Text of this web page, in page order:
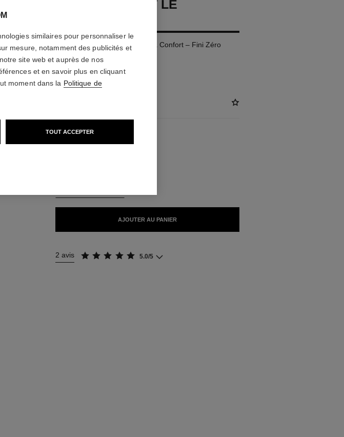
ULTRA LE TEINT LE
Correcteur Haute Tenue – Ultra Confort – Fini Zéro
En savoir plus
Réf. 178044
AJOUTER AU PANIER
2 avis 5.0/5
similaires pour personnaliser le
mesure, notamment des publicités et
site web et auprès de nos
et en savoir plus en cliquant
moment dans la Politique de
TOUT ACCEPTER